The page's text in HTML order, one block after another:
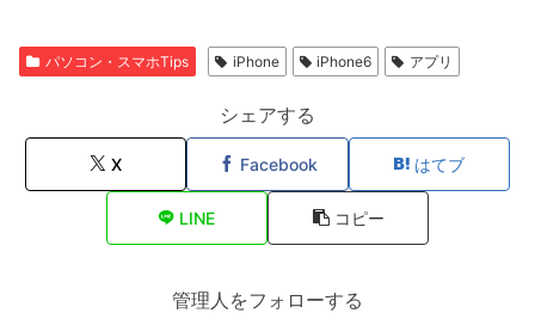
パソコン・スマホTips iPhone iPhone6 アプリ
シェアする
X Facebook はてブ
LINE コピー
管理人をフォローする